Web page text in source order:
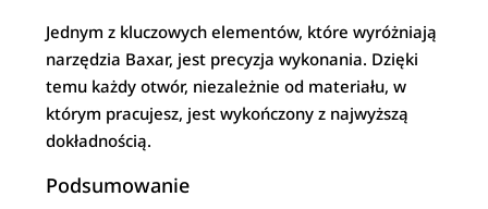
Jednym z kluczowych elementów, które wyróżniają
narzędzia Baxar, jest precyzja wykonania. Dzięki
temu każdy otwór, niezależnie od materiału, w
którym pracujesz, jest wykończony z najwyższą
dokładnością.
Podsumowanie